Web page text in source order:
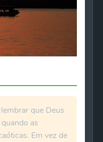
que Deus
as
Em vez de